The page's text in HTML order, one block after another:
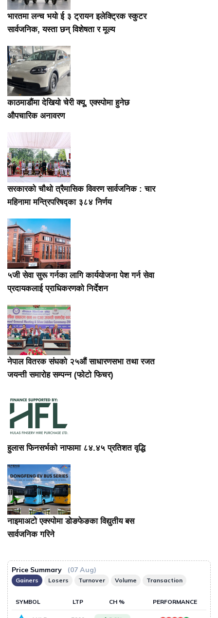
भारतमा लन्च भयो ई ३ ट्रायन इलेक्ट्रिक स्कुटर
सार्वजनिक, यस्ता छन् विशेषता र मूल्य
काठमाडौंमा देखियो चेरी क्यू, एक्स्पोमा हुनेछ
औपचारिक अनावरण
सरकारको चौथो त्रैमासिक विवरण सार्वजनिक : चार
महिनामा मन्त्रिपरिषद्का ३८४ निर्णय
५जी सेवा सुरू गर्नका लागि कार्ययोजना पेश गर्न सेवा
प्रदायकलाई प्राधिकरणको निर्देशन
नेपाल वितरक संघको २५औं साधारणसभा तथा रजत
जयन्ती समारोह सम्पन्न (फोटो फिचर)
हुलास फिनसर्भको नाफामा ८४.४५ प्रतिशत वृद्धि
नाइमाअटो एक्स्पोमा डोङफेङका विद्युतीय बस
सार्वजनिक गरिने